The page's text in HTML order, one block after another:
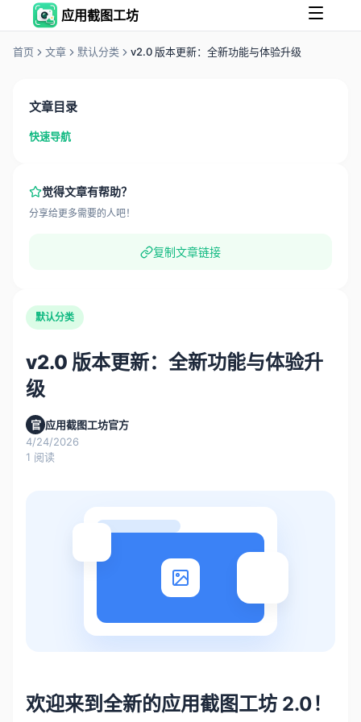
应用截图工坊
首页 文章 默认分类 v2.0 版本更新：全新功能与体验升级
文章目录
快速导航
觉得文章有帮助？
分享给更多需要的人吧！
复制文章链接
默认分类
v2.0 版本更新：全新功能与体验升
级
官 应用截图工坊官方
4/24/2026
1 阅读
欢迎来到全新的应用截图工坊 2.0！